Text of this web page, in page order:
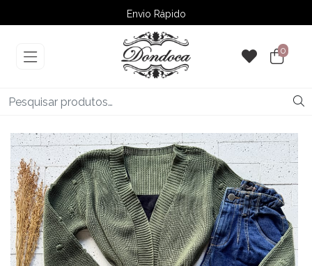
Envio Rápido
➚ Ofertas– Até 60% OFF
0